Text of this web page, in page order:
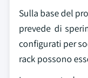
Sulla base del
prevede di
configurati per
rack possono